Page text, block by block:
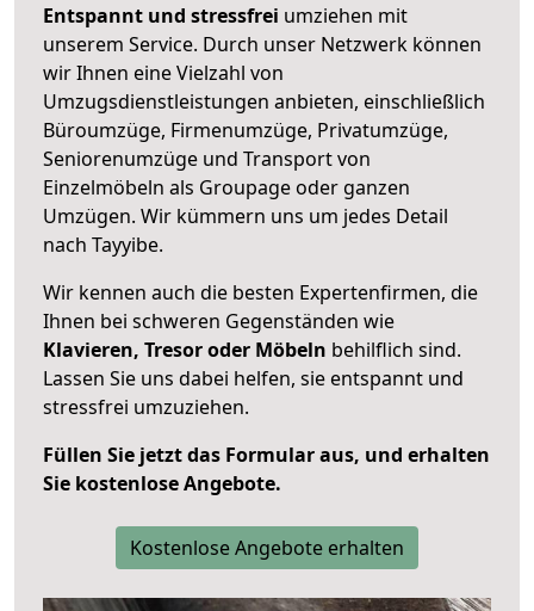
Entspannt und stressfrei umziehen mit
unserem Service. Durch unser Netzwerk können
wir Ihnen eine Vielzahl von
Umzugsdienstleistungen anbieten, einschließlich
Büroumzüge, Firmenumzüge, Privatumzüge,
Seniorenumzüge und Transport von
Einzelmöbeln als Groupage oder ganzen
Umzügen. Wir kümmern uns um jedes Detail
nach Tayyibe.
Wir kennen auch die besten Expertenfirmen, die
Ihnen bei schweren Gegenständen wie
Klavieren, Tresor oder Möbeln behilflich sind.
Lassen Sie uns dabei helfen, sie entspannt und
stressfrei umzuziehen.
Füllen Sie jetzt das Formular aus, und erhalten
Sie kostenlose Angebote.
Kostenlose Angebote erhalten